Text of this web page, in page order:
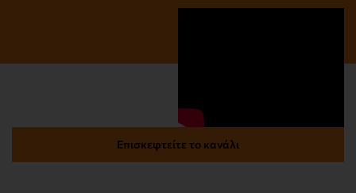
Επισκεφτείτε το κανάλι